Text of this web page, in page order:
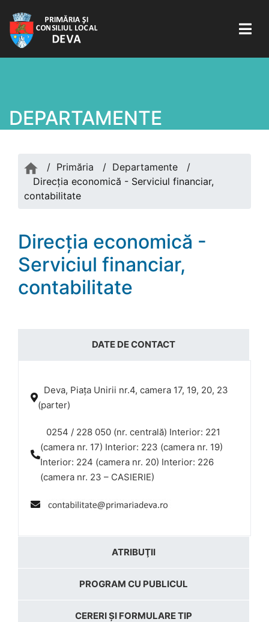
DEPARTAMENTE
/ Primăria / Departamente
/
Direcția economică - Serviciul financiar,
contabilitate
Direcția economică -
Serviciul financiar,
contabilitate
DATE DE CONTACT
Deva, Piața Unirii nr.4, camera 17, 19, 20, 23
(parter)
0254 / 228 050 (nr. centrală) Interior: 221
(camera nr. 17) Interior: 223 (camera nr. 19)
Interior: 224 (camera nr. 20) Interior: 226
(camera nr. 23 – CASIERIE)
ATRIBUŢII
PROGRAM CU PUBLICUL
CERERI ȘI FORMULARE TIP